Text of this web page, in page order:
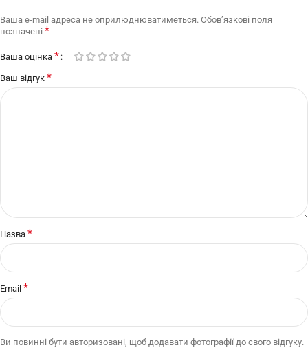
Ваша e-mail адреса не оприлюднюватиметься. Обов’язкові поля
позначені *
Ваша оцінка *
Ваш відгук *
Назва *
Email *
Ви повинні бути авторизовані, щоб додавати фотографії до свого відгуку.